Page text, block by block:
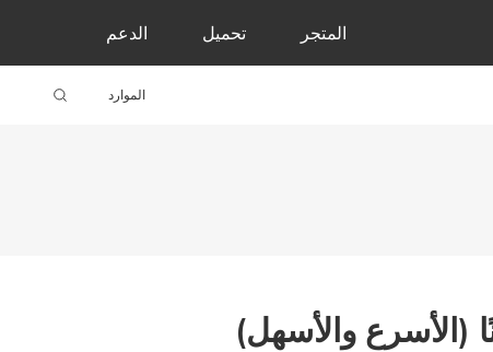
المتجر تحميل الدعم
الموارد